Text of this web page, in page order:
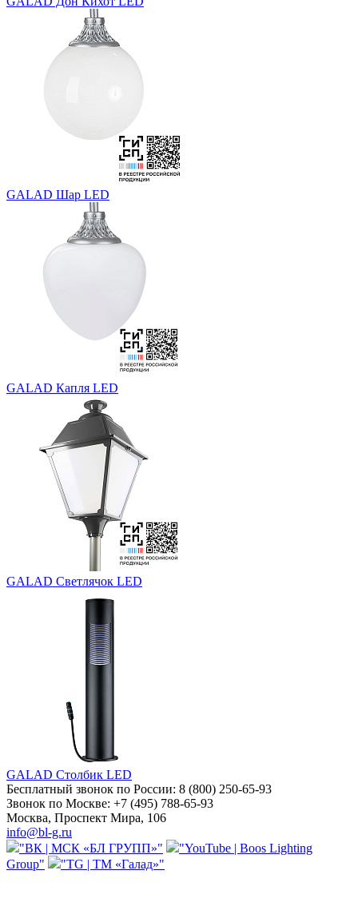
GALAD Шар LED
GALAD Капля LED
GALAD Светлячок LED
GALAD Столбик LED
Бесплатный звонок по России: 8 (800) 250-65-93
Звонок по Москве: +7 (495) 788-65-93
Москва, Проспект Мира, 106
info@bl-g.ru
"ВК | МСК «БЛ ГРУПП»"
"YouTube | Boos Lighting
Group"
"TG | ТМ «Галад»"